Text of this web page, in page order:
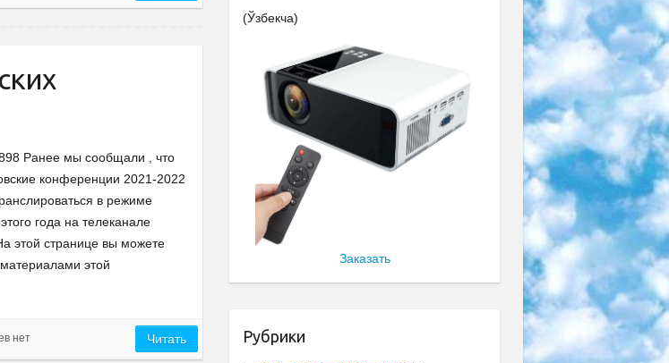
Ранее мы сообщали , что
конференции 2021-2022
в режиме
года на телеканале
этой странице вы можете
этой
нет Читать
(Ўзбекча)
Заказать
Рубрики